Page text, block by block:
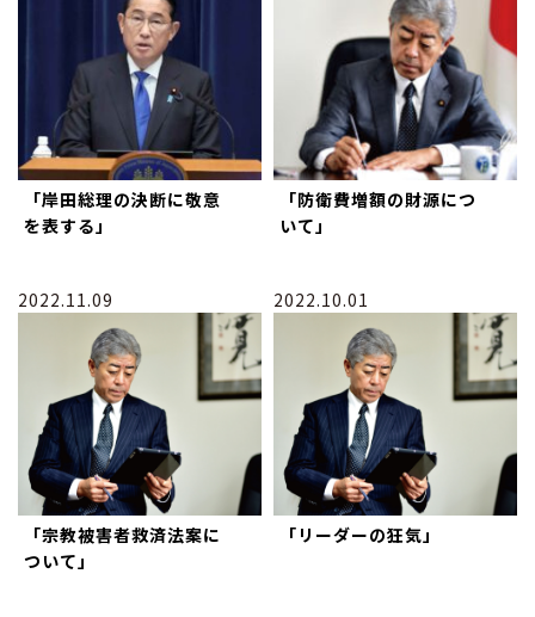
「岸田総理の決断に敬意
を表する」
「防衛費増額の財源につ
いて」
2022.11.09
「宗教被害者救済法案に
ついて」
2022.10.01
「リーダーの狂気」